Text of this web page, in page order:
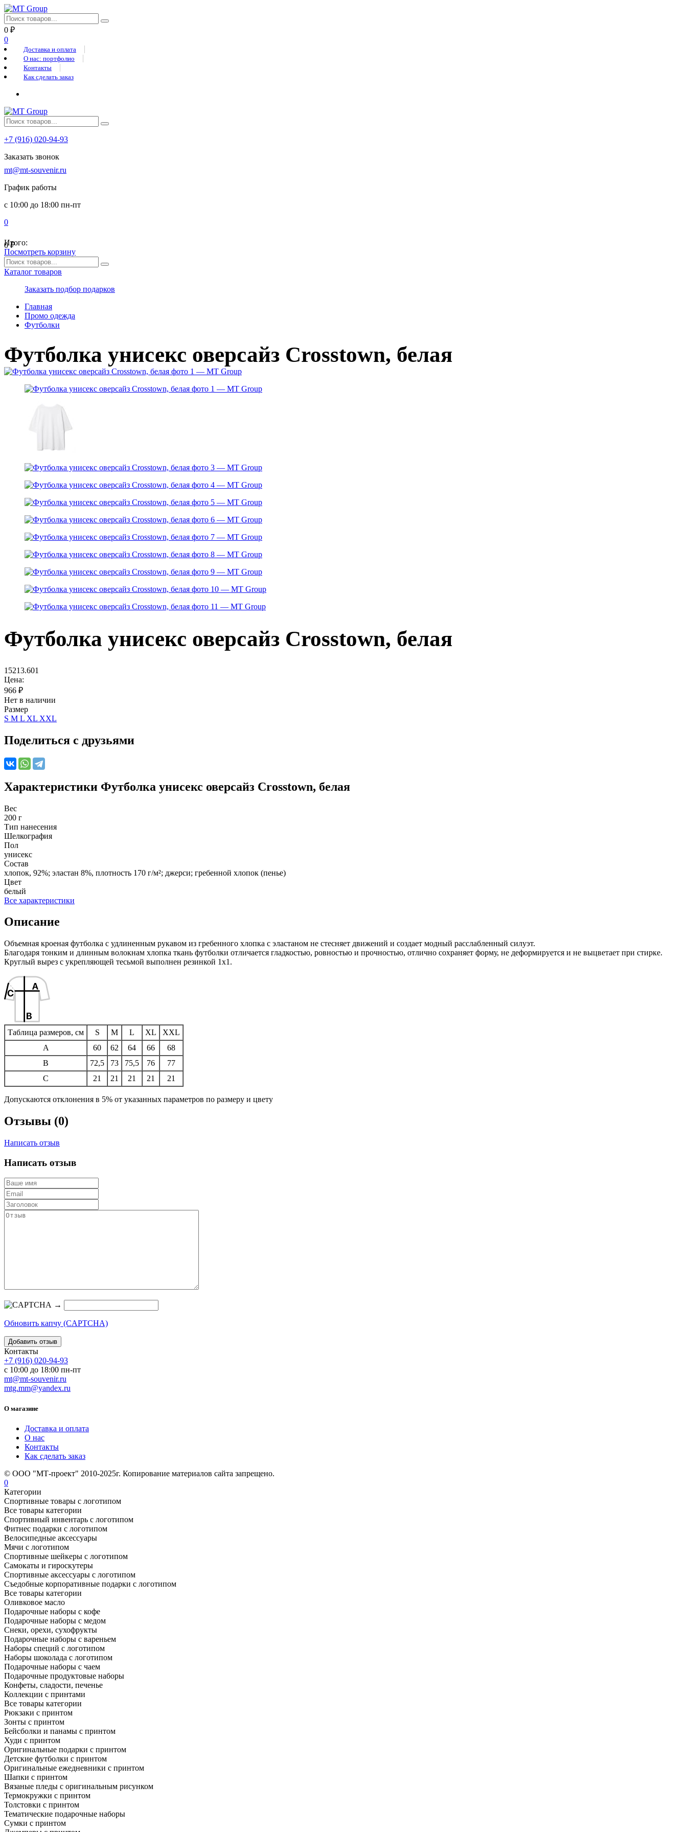
0 ₽
0
Доставка и оплата
О нас: портфолио
Контакты
Как сделать заказ
+7 (916) 020-94-93
Заказать звонок
mt@mt-souvenir.ru
График работы
с 10:00 до 18:00 пн-пт
0
0₽
Итого:
Посмотреть корзину
Каталог товаров
Заказать подбор подарков
Главная
Промо одежда
Футболки
Футболка унисекс оверсайз Crosstown, белая
Футболка унисекс оверсайз Crosstown, белая
15213.601
Цена:
966 ₽
Нет в наличии
Размер
S M L XL XXL
Поделиться с друзьями
Характеристики Футболка унисекс оверсайз Crosstown, белая
Вес
200 г
Тип нанесения
Шелкография
Пол
унисекс
Состав
хлопок, 92%; эластан 8%, плотность 170 г/м²; джерси; гребенной хлопок (пенье)
Цвет
белый
Все характеристики
Описание
Объемная кроеная футболка с удлиненным рукавом из гребенного хлопка с эластаном не стесняет движений и создает модный расслабленный силуэт.
Благодаря тонким и длинным волокнам хлопка ткань футболки отличается гладкостью, ровностью и прочностью, отлично сохраняет форму, не деформируется и не выцветает при стирке.
Круглый вырез с укрепляющей тесьмой выполнен резинкой 1x1.
Таблица размеров, см S M L XL
XXL
A
60 62 64 66
68
B
72,5 73 75,5 76
77
C
21 21 21 21 21
Допускаются отклонения в 5% от указанных параметров по размеру и цвету
Отзывы (0)
Написать отзыв
Написать отзыв
→
Обновить капчу (CAPTCHA)
Контакты
+7 (916) 020-94-93
с 10:00 до 18:00 пн-пт
mt@mt-souvenir.ru
mtg.mm@yandex.ru
О магазине
Доставка и оплата
О нас
Контакты
Как сделать заказ
© ООО "МТ-проект" 2010-2025г. Копирование материалов сайта запрещено.
0
Категории
Спортивные товары с логотипом
Все товары категории
Спортивный инвентарь с логотипом
Фитнес подарки с логотипом
Велосипедные аксессуары
Мячи с логотипом
Спортивные шейкеры с логотипом
Самокаты и гироскутеры
Спортивные аксессуары с логотипом
Съедобные корпоративные подарки с логотипом
Все товары категории
Оливковое масло
Подарочные наборы с кофе
Подарочные наборы с медом
Снеки, орехи, сухофрукты
Подарочные наборы с вареньем
Наборы специй с логотипом
Наборы шоколада с логотипом
Подарочные наборы с чаем
Подарочные продуктовые наборы
Конфеты, сладости, печенье
Коллекции с принтами
Все товары категории
Рюкзаки с принтом
Зонты с принтом
Бейсболки и панамы с принтом
Худи с принтом
Оригинальные подарки с принтом
Детские футболки с принтом
Оригинальные ежедневники с принтом
Шапки с принтом
Вязаные пледы с оригинальным рисунком
Термокружки с принтом
Толстовки с принтом
Тематические подарочные наборы
Сумки с принтом